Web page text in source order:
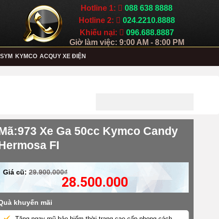
Hotline 1:
088 638 8888
Hotline 2:
024.2210.8888
Khiếu nại:
096.688.8887
Giờ làm việc: 9:00 AM - 8:00 PM
SYM KYMCO ACQUY XE ĐIỆN
Xe Ga 50cc Kymco Candy
FI
Giá cũ: 29.900.000₫
28.500.000
khuyến mãi